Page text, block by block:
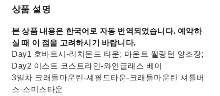
상품 설명
본 상품 내용은 한국어로 자동 번역되었습니다. 예약하
실 때 이 점을 고려하시기 바랍니다.
Day1 호바트시-리치몬드 타운; 마운트 웰링턴 양조장;
Day2 이스트 코스트라인-와인글래스 베이
3일차 크래들마운틴-셰필드타운-크래들마운틴 셔틀버
스-스미스타운